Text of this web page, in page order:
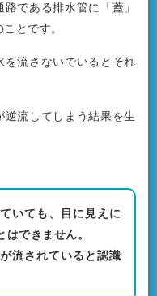
である排水管に「蓋」
とです。
流さないでいるとそれ
逆流してしまう結果を生
いても、目に見えに
できません。
流されていると認識